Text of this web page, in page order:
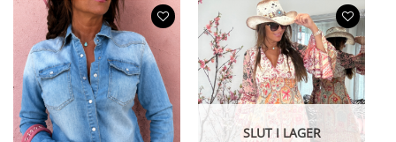
SLUT I LAGER